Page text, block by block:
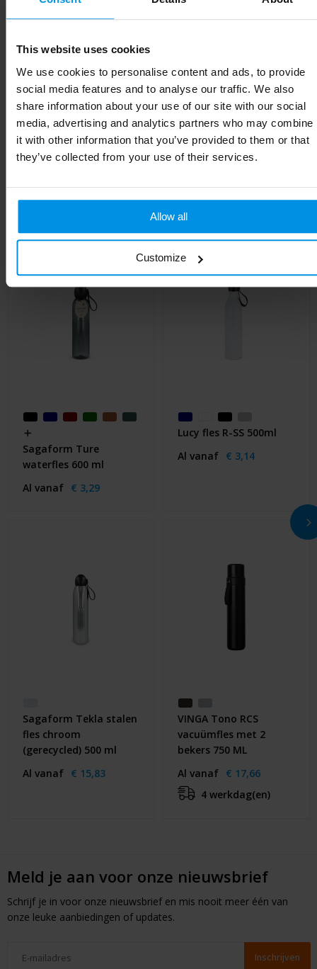
This website uses cookies
We use cookies to personalise content and ads, to provide
social media features and to analyse our traffic. We also
share information about your use of our site with our social
media, advertising and analytics partners who may combine
it with other information that you’ve provided to them or that
they’ve collected from your use of their services.
Allow all
Customize
Diameter 7.5 cm
Kleur zwart
Afmeting 27.6 x ø 7.5 cm
Hoogte 27.6 cm
Gerelateerde producten
Sagaform Ture
waterfles 600 ml
Al vanaf € 3,29
Lucy fles R-SS 500ml
Al vanaf € 3,14
Sagaform Tekla stalen
fles chroom
(gerecycled) 500 ml
Al vanaf € 15,83
VINGA Tono RCS
vacuümfles met 2
bekers 750 ML
Al vanaf € 17,66
4 werkdag(en)
Meld je aan voor onze nieuwsbrief
Schrijf je in voor onze nieuwsbrief en mis nooit meer één van
onze leuke aanbiedingen of updates.